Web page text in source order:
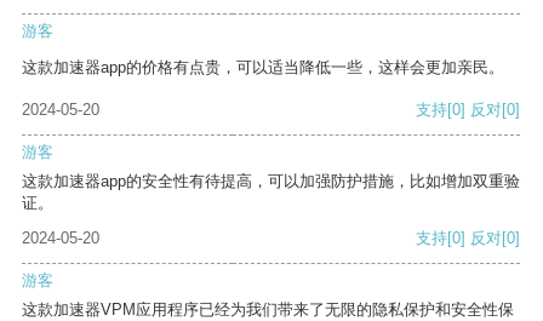
游客
这款加速器app的价格有点贵，可以适当降低一些，这样会更加亲民。
2024-05-20 支持[0] 反对[0]
游客
这款加速器app的安全性有待提高，可以加强防护措施，比如增加双重验
证。
2024-05-20
支持[0] 反对[0]
游客
这款加速器VPM应用程序已经为我们带来了无限的隐私保护和安全性保